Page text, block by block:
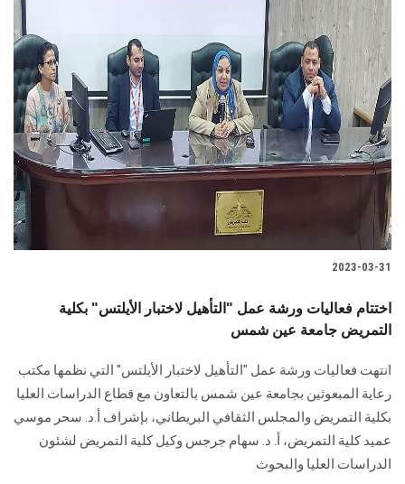
الإعلام
تواصل معنا
الطلاب
هيئة التدريس
الدراسات العليا
الزائـرون
سجل الان
2023-03-31
اختتام فعاليات ورشة عمل "التأهيل لاختبار الأيلتس" بكلية
التمريض جامعة عين شمس
انتهت فعاليات ورشة عمل "التأهيل لاختبار الأيلتس" التي نظمها مكتب
رعاية المبعوثين بجامعة عين شمس بالتعاون مع قطاع الدراسات العليا
بكلية التمريض والمجلس الثقافي البريطاني، بإشراف أ.د. سحر موسي
عميد كلية التمريض، أ. د. سهام جرجس وكيل كلية التمريض لشئون
الدراسات العليا والبحوث